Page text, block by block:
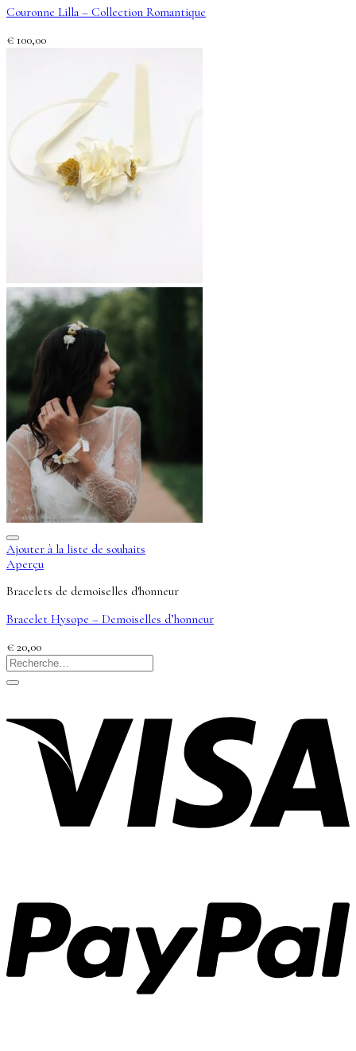
Couronne Lilla – Collection Romantique
€ 100,00
Ajouter à la liste de souhaits
Aperçu
Bracelets de demoiselles d'honneur
Bracelet Hysope – Demoiselles d’honneur
€ 20,00